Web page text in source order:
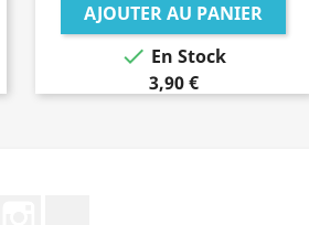
AJOUTER AU PANIER
 En Stock
3,90 €